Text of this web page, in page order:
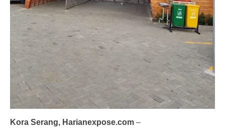
Kora Serang, Harianexpose.com –